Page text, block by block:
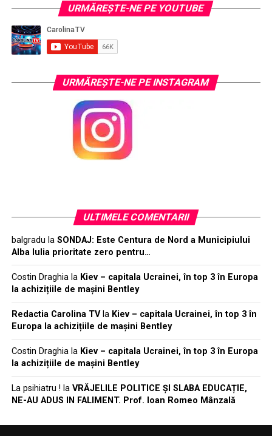
URMĂREŞTE-NE PE YOUTUBE
URMĂREŞTE-NE PE INSTAGRAM
ULTIMELE COMENTARII
balgradu la SONDAJ: Este Centura de Nord a Municipiului
Alba Iulia prioritate zero pentru…
Costin Draghiala Kiev – capitala Ucrainei, în top 3 în Europa
la achizițiile de mașini Bentley
Redactia Carolina TVla Kiev – capitala Ucrainei, în top 3 în
Europa la achizițiile de mașini Bentley
Costin Draghiala Kiev – capitala Ucrainei, în top 3 în Europa
la achizițiile de mașini Bentley
La psihiatru ! la VRĂJELILE POLITICE ȘI SLABA EDUCAȚIE,
NE-AU ADUS IN FALIMENT. Prof. Ioan Romeo Mânzală